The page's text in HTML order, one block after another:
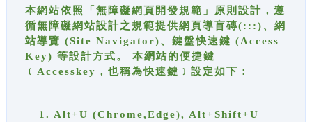
本網站依照「無障礙網頁開發規範」原則設計，遵
循無障礙網站設計之規範提供網頁導盲磚(:::)、網
站導覽 (Site Navigator)、鍵盤快速鍵 (Access
Key) 等設計方式。 本網站的便捷鍵
﹝Accesskey，也稱為快速鍵﹞設定如下：
1. Alt+U (Chrome,Edge), Alt+Shift+U